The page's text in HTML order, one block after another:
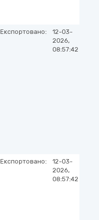
Експортовано:
12-03-
2026,
08:57:42
Експортовано:
12-03-
2026,
08:57:42